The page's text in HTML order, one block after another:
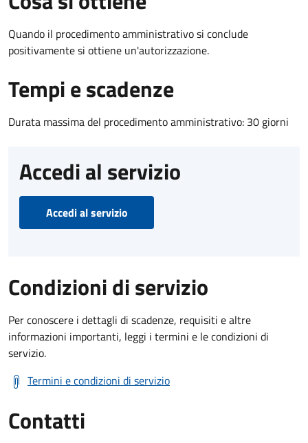
Quando il procedimento amministrativo si conclude
positivamente si ottiene un'autorizzazione.
Tempi e scadenze
Durata massima del procedimento amministrativo: 30 giorni
Accedi al servizio
Accedi al servizio
Condizioni di servizio
Per conoscere i dettagli di scadenze, requisiti e altre
informazioni importanti, leggi i termini e le condizioni di
servizio.
Termini e condizioni di servizio
Contatti